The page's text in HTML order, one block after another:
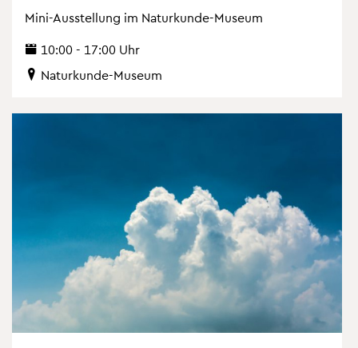
Mini-Aus­stel­lung im Na­tur­kun­de-Mu­se­um
10:00 - 17:00 Uhr
Na­tur­kun­de-Mu­se­um